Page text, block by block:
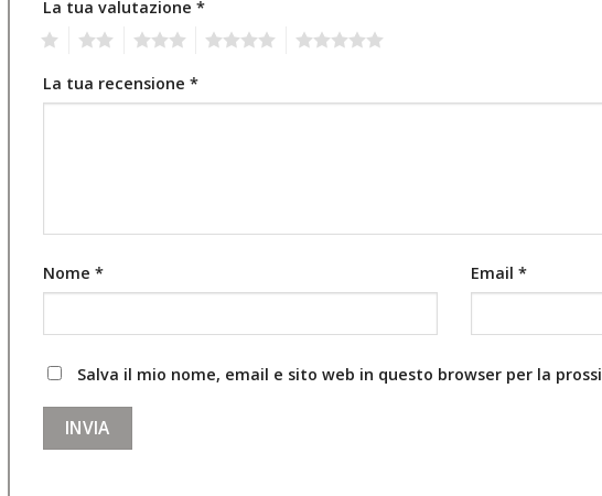
La tua valutazione *
La tua recensione *
Nome * Email *
Salva il mio nome, email e sito web in questo browser per la